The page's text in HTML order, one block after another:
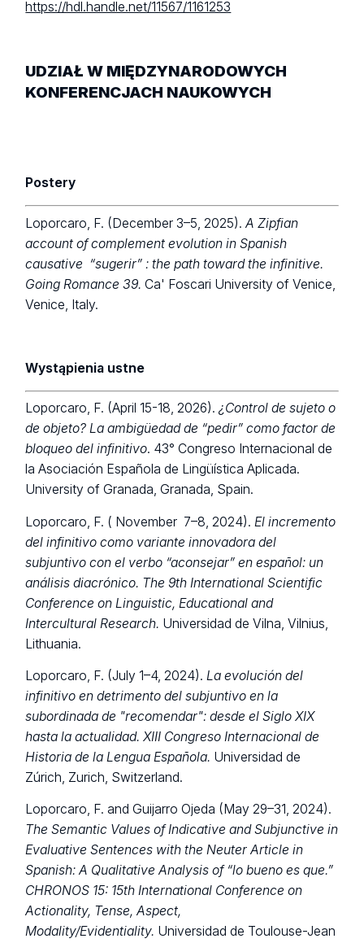
https://hdl.handle.net/11567/1161253
UDZIAŁ W MIĘDZYNARODOWYCH
KONFERENCJACH NAUKOWYCH
Postery
Loporcaro, F. (December 3–5, 2025).A Zipfian
account of complement evolution in Spanish
causative “sugerir” : the path toward the infinitive.
Going Romance 39. Ca' Foscari University of Venice,
Venice, Italy.
Wystąpienia ustne
Loporcaro, F. (April 15-18, 2026).¿Control de sujeto o
de objeto? La ambigüedad de “pedir” como factor de
bloqueo del infinitivo. 43° Congreso Internacional de
la Asociación Española de Lingüística Aplicada.
University of Granada, Granada, Spain.
Loporcaro, F. ( November 7–8, 2024). El incremento
del infinitivo como variante innovadora del
subjuntivo con el verbo “aconsejar” en español: un
análisis diacrónico. The 9th International Scientific
Conference on Linguistic, Educational and
Intercultural Research. Universidad de Vilna, Vilnius,
Lithuania.
Loporcaro, F. (July 1–4, 2024).La evolución del
infinitivo en detrimento del subjuntivo en la
subordinada de "recomendar": desde el Siglo XIX
hasta la actualidad.XIII Congreso Internacional de
Historia de la Lengua Española. Universidad de
Zúrich, Zurich, Switzerland.
Loporcaro, F. and Guijarro Ojeda (May 29–31, 2024).
The Semantic Values ​​of Indicative and Subjunctive in
Evaluative Sentences with the Neuter Article in
Spanish: A Qualitative Analysis of “lo bueno es que.”
CHRONOS 15: 15th International Conference on
Actionality, Tense, Aspect,
Modality/Evidentiality. Universidad de Toulouse-Jean